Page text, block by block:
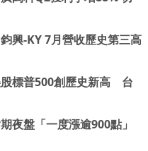
興-KY 7月營收歷史第三高
標普500創歷史新高 台
夜盤「一度漲逾900點」